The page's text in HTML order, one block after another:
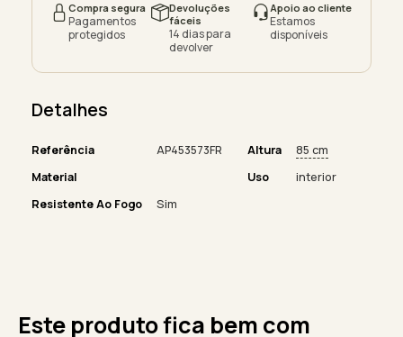
Compra segura
Pagamentos
protegidos
Devoluções
fáceis
14 dias para
devolver
Apoio ao cliente
Estamos
disponíveis
Detalhes
Referência AP453573FR Altura
85 cm
Material
Uso
interior
Resistente Ao Fogo
Sim
Este produto fica bem com